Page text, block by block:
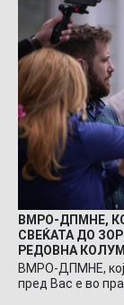
ВМРО-ДПМНЕ,
СВЕЌАТА ДО
РЕДОВНА
ВМРО-ДПМНЕ, кој
пред Вас е во